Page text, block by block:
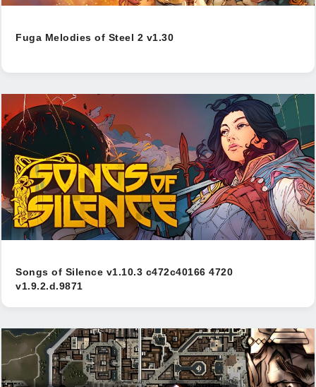
Fuga Melodies of Steel 2 v1.30
Songs of Silence v1.10.3 c472c40166 4720
v1.9.2.d.9871